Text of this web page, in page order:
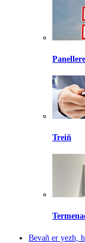
Treiñ
Bevañ er yezh,